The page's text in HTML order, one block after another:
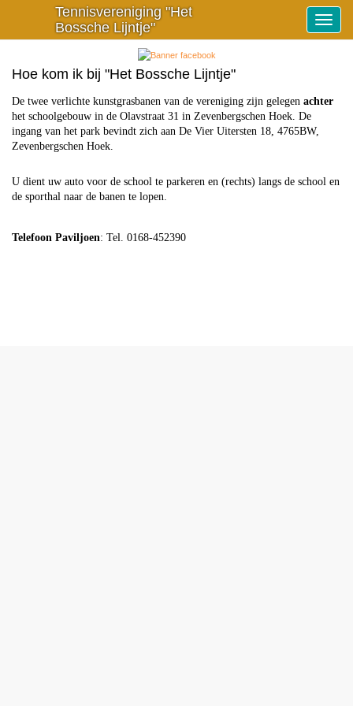
Toggle
Tennisvereniging "Het
Bossche Lijntje"
Hoe kom ik bij "Het Bossche Lijntje"
De twee verlichte kunstgrasbanen van de vereniging zijn gelegen achter
het schoolgebouw in de Olavstraat 31 in Zevenbergschen Hoek. De
ingang van het park bevindt zich aan De Vier Uitersten 18, 4765BW,
Zevenbergschen Hoek.
U dient uw auto voor de school te parkeren en (rechts) langs de school en
de sporthal naar de banen te lopen.
Telefoon Paviljoen: Tel. 0168-452390